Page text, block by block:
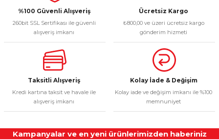
Ürün fiyatı diğer sitelerden daha pahalı.
Bu ürüne benzer farklı alternatifler olmalı.
%100 Güvenli Alışveriş
260bit SSL Sertifikası ile güvenli
alışveriş imkanı
Ücretsiz Kargo
₺800,00 ve üzeri ücretsiz kargo
gönderim hizmeti
Taksitli Alışveriş
Kredi kartına taksit ve havale ile
alışveriş imkanı
Kolay İade & Değişim
Kolay iade ve değişim imkanı ile %100
memnuniyet
Kampanyalar ve en yeni ürünlerimizden haberiniz